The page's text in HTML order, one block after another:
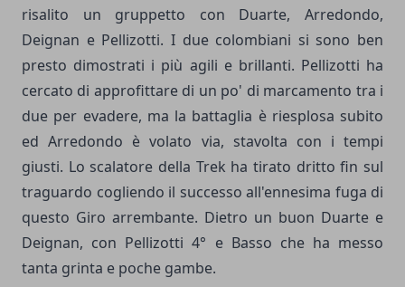
risalito un gruppetto con Duarte, Arredondo,
Deignan e Pellizotti. I due colombiani si sono ben
presto dimostrati i più agili e brillanti. Pellizotti ha
cercato di approfittare di un po' di marcamento tra i
due per evadere, ma la battaglia è riesplosa subito
ed Arredondo è volato via, stavolta con i tempi
giusti. Lo scalatore della Trek ha tirato dritto fin sul
traguardo cogliendo il successo all'ennesima fuga di
questo Giro arrembante. Dietro un buon Duarte e
Deignan, con Pellizotti 4° e Basso che ha messo
tanta grinta e poche gambe.